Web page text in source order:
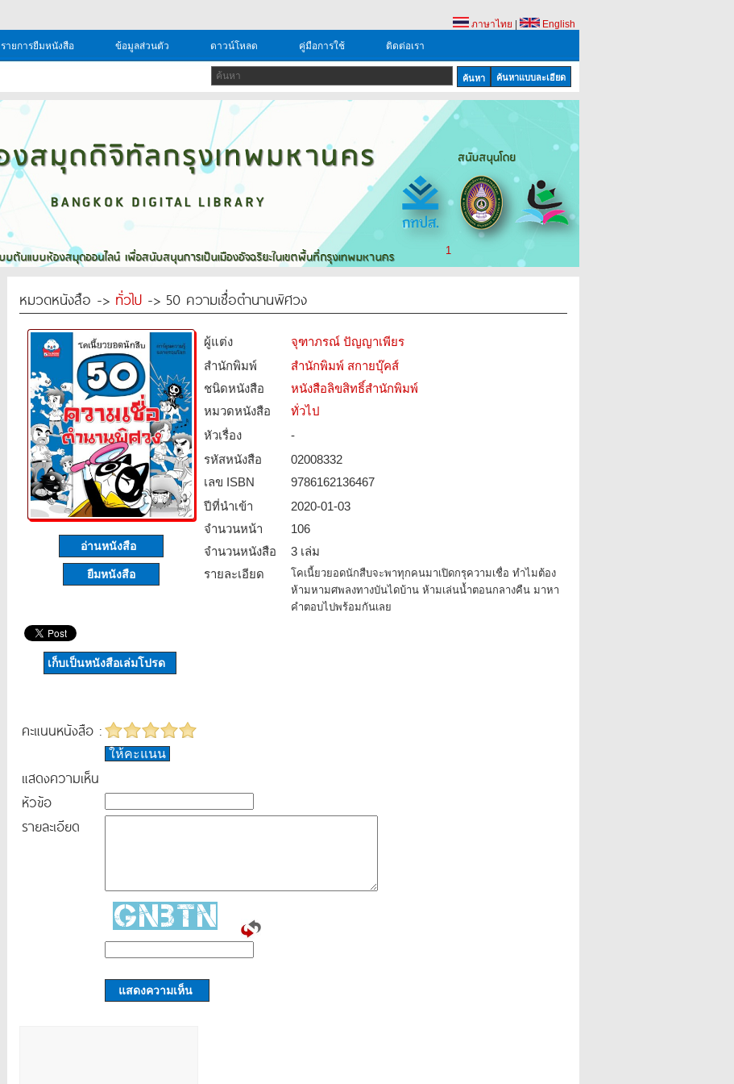
ภาษาไทย
English
รายการยืมหนังสือ ข้อมูลส่วนตัว ดาวน์โหลด คู่มือการใช้ ติดต่อเรา
ค้นหาแบบละเอียด
1
หมวดหนังสือ -> ทั่วไป -> 50 ความเชื่อตำนานพิศวง
อ่านหนังสือ
ยืมหนังสือ
ผู้แต่ง
จุฑาภรณ์ ปัญญาเพียร
สำนักพิมพ์
สำนักพิมพ์ สกายบุ๊คส์
ชนิดหนังสือ­
หนังสือลิขสิทธิ์สำนักพิมพ์
หมวดหนังสือ­
ทั่วไป
หัวเรื่อง
-
รหัสหนังสือ­
02008332
เลข ISBN
9786162136467
ปีที่นำเข้า
2020-01-03
จำนวนหน้า
106
จำนวนหนังสือ
3 เล่ม
รายละเอียด
โคเนี้ยวยอดนักสืบจะพาทุกคนมาเปิดกรุความเชื่อ ทำไมต้อง
ห้ามหามศพลงทางบันไดบ้าน ห้ามเล่นน้ำตอนกลางคืน มาหา
คำตอบไปพร้อมกันเลย
เก็บเป็นหนังสือเล่มโปรด
คะแนนหนังสือ :
ให้คะแนน
แสดงความเห็น
หัวข้อ
รายละเอียด
แสดงความเห็น